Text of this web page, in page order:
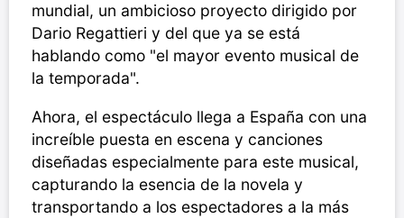
mundial, un ambicioso proyecto dirigido por
Dario Regattieri y del que ya se está
hablando como "el mayor evento musical de
la temporada".
Ahora, el espectáculo llega a España con una
increíble puesta en escena y canciones
diseñadas especialmente para este musical,
capturando la esencia de la novela y
transportando a los espectadores a la más